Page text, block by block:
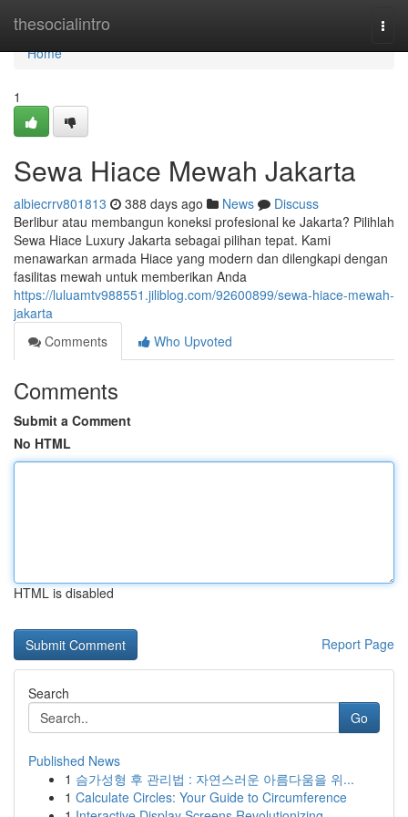
thesocialintro
Home
Home
1
Sewa Hiace Mewah Jakarta
albiecrrv801813 388 days ago News
Discuss
Berlibur atau membangun koneksi profesional ke Jakarta? Pilihlah
Sewa Hiace Luxury Jakarta sebagai pilihan tepat. Kami
menawarkan armada Hiace yang modern dan dilengkapi dengan
fasilitas mewah untuk memberikan Anda
https://luluamtv988551.jiliblog.com/92600899/sewa-hiace-mewah-
jakarta
Comments
Who Upvoted
Comments
Submit a Comment
No HTML
HTML is disabled
Report Page
Search
Go
Published News
1 슴가성형 후 관리법 : 자연스러운 아름다움을 위...
1 Calculate Circles: Your Guide to Circumference